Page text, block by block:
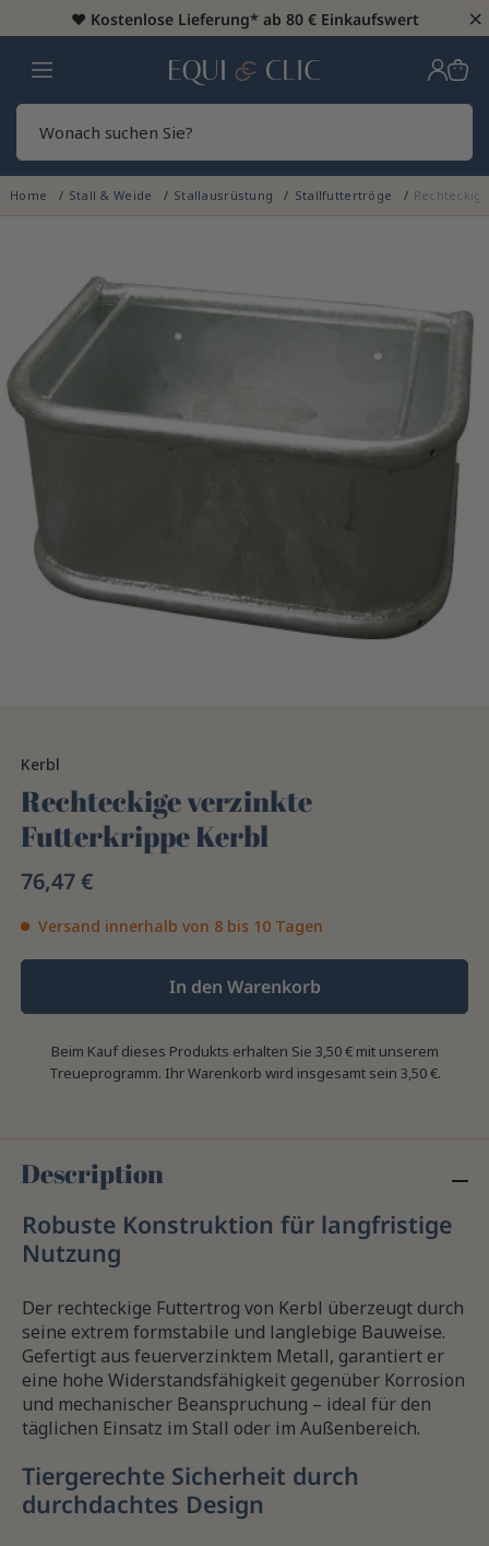
♥️ Kostenlose Lieferung* ab 80 € Einkaufswert ×
Heim
Home Stall & Weide Stallausrüstung Stallfuttertröge
Kerbl
Rechteckige verzinkte
Futterkrippe Kerbl
76,47 €
Versand innerhalb von 8 bis 10 Tagen
In den Warenkorb
Beim Kauf dieses Produkts erhalten Sie 3,50 €mit unserem
Treueprogramm. Ihr Warenkorb wird insgesamt sein 3,50 €.
Description
Robuste Konstruktion für langfristige
Nutzung
Der rechteckige Futtertrog von Kerbl überzeugt durch
seine extrem formstabile und langlebige Bauweise.
Gefertigt aus feuerverzinktem Metall, garantiert er
eine hohe Widerstandsfähigkeit gegenüber Korrosion
und mechanischer Beanspruchung – ideal für den
täglichen Einsatz im Stall oder im Außenbereich.
Tiergerechte Sicherheit durch
durchdachtes Design